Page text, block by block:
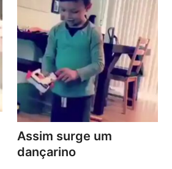
Assim surge um
dançarino